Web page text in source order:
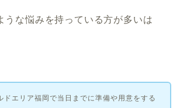
うな悩みを持っている方が多いは
ドエリア福岡で当日までに準備や用意をする